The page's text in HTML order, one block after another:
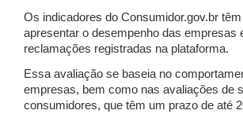
Os indicadores do Consumidor.gov.br
apresentar o desempenho das empresas
reclamações registradas na plataforma.
Essa avaliação se baseia no
empresas, bem como nas avaliações de
consumidores, que têm um prazo de até